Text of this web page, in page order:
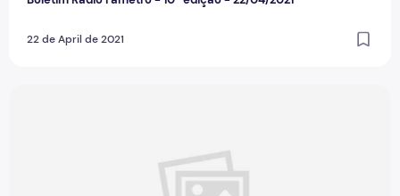
22 de April de 2021